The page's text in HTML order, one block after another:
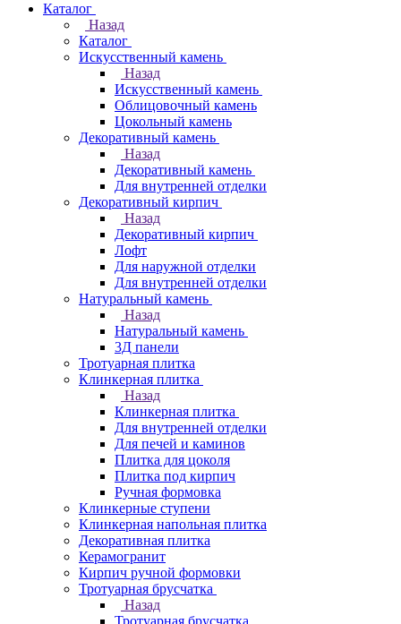
Каталог
Назад
Каталог
Искусственный камень
Назад
Искусственный камень
Облицовочный камень
Цокольный камень
Декоративный камень
Назад
Декоративный камень
Для внутренней отделки
Декоративный кирпич
Назад
Декоративный кирпич
Лофт
Для наружной отделки
Для внутренней отделки
Натуральный камень
Назад
Натуральный камень
3Д панели
Тротуарная плитка
Клинкерная плитка
Назад
Клинкерная плитка
Для внутренней отделки
Для печей и каминов
Плитка для цоколя
Плитка под кирпич
Ручная формовка
Клинкерные ступени
Клинкерная напольная плитка
Декоративная плитка
Керамогранит
Кирпич ручной формовки
Тротуарная брусчатка
Назад
Тротуарная брусчатка